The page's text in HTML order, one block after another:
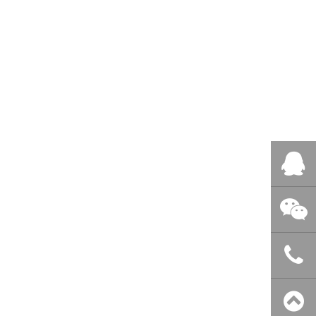
QQ客服
微信客服
400-838-